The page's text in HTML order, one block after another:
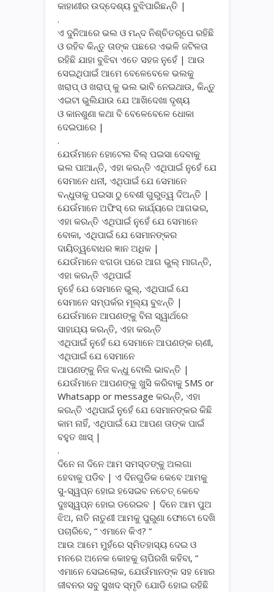
କାହାଣୀର ଉଦ୍ଦେଶ୍ୟ ବୁଝିପାରିଛନ୍ତି |
.
ଏ ଦୁନିଆରେ ଭଲ ଓ ମନ୍ଦ ନିଶ୍ଚିତରୂପେ ରହିଛି
ଓ ରହିବ କିନ୍ତୁ ତାଙ୍କ ପଛରେ ଏଭଳି ଜଟିଳତା
ରହିଛି ଯାହା ବୁଝିବା ଏତେ ସହଜ ନୁହେଁ | ଆଉ
ସେଇଥିପାଇଁ ଆମେ ବେଳେବେଳେ ଭଲକୁ
ଖରାପ୍ ଓ ଖରାପ୍ କୁ ଭଲ ଭାବି ନେଇଥାଉ, କିନ୍ତୁ
ଏଇଟା ଭୁଲିଯାଉ ଯେ ଆଖିଦେଖା ଦୃଶ୍ୟ
ଓ କାନଶୁଣା କଥା ବି ବେଳେବେଳେ ଧୋକା
ଦେଇପାରେ |
.
ଯେଉଁମାନେ ହୋଟେଲ ବିଲ୍ ପଇସା ଦେବାକୁ
ଭଲ ପାଆନ୍ତି, ଏହା କରନ୍ତି ଏଥିପାଇଁ ନୁହେଁ ଯେ
ସେମାନେ ଧନୀ, ଏଥିପାଇଁ ଯେ ସେମାନେ
ବନ୍ଧୁତାକୁ ପଇସା ଠୁ ବେଶୀ ଗୁରୁତ୍ୱ ଦିଅନ୍ତି |
ଯେଉଁମାନେ ଅଫିସ୍ ରେ କାର୍ଯ୍ୟରେ ଆଗଭର,
ଏହା କରନ୍ତି ଏଥିପାଇଁ ନୁହେଁ ଯେ ସେମାନେ
ବୋକା, ଏଥିପାଇଁ ଯେ ସେମାନଙ୍କର
ଦାୟିତ୍ୱବୋଧର ଜ୍ଞାନ ଅଧିକ |
ଯେଉଁମାନେ ଝଗଡା ପରେ ଆଗ ଭୁଲ୍ ମାଗନ୍ତି,
ଏହା କରନ୍ତି ଏଥିପାଇଁ
ନୁହେଁ ଯେ ସେମାନେ ଭୁଲ୍, ଏଥିପାଇଁ ଯେ
ସେମାନେ ସମ୍ପର୍କର ମୂଲ୍ୟ ବୁଝନ୍ତି |
ଯେଉଁମାନେ ଆପଣଙ୍କୁ ବିନା ସ୍ୱାର୍ଥରେ
ସାହାଯ୍ୟ କରନ୍ତି, ଏହା କରନ୍ତି
ଏଥିପାଇଁ ନୁହେଁ ଯେ ସେମାନେ ଆପଣଙ୍କ ଋଣୀ,
ଏଥିପାଇଁ ଯେ ସେମାନେ
ଆପଣଙ୍କୁ ନିଜ ବନ୍ଧୁ ବୋଲି ଭାବନ୍ତି |
ଯେଉଁମାନେ ଆପଣଙ୍କୁ ଖୁସି କରିବାକୁ SMS or
Whatsapp or message କରନ୍ତି, ଏହା
କରନ୍ତି ଏଥିପାଇଁ ନୁହେଁ ଯେ ସେମାନଙ୍କର କିଛି
କାମ ନାହିଁ, ଏଥିପାଇଁ ଯେ ଆପଣ ତାଙ୍କ ପାଇଁ
ବହୁତ ଖାସ୍ |
.
ଦିନେ ନା ଦିନେ ଆମ ସମସ୍ତଙ୍କୁ ଅଲଗା
ହେବାକୁ ପଡିବ | ଏ ଦିନଗୁଡିକ କେବେ ଆମକୁ
ସୁ-ସ୍ୱପ୍ନ ହୋଇ ହସେଇବ ନଚେତ୍ କେବେ
ଦୁଃସ୍ୱପ୍ନ ହୋଇ ଡରେଇବ | ଦିନେ ଆମ ପୁଅ
ଝିଅ, ନାତି ନାତୁଣୀ ଆମକୁ ପୁରୁଣା ଫୋଟୋ ଦେଖି
ପଚାରିବେ, “ ଏମାନେ କିଏ? “
ଆଉ ଆମେ ମୁହଁରେ ସ୍ମିତହାସ୍ୟ ଦେଇ ଓ
ମନରେ ଅନେକ କୋହକୁ ଚାପିରଖି କହିବା, “
ଏମାନେ ସେଇଲୋକ, ଯେଉଁମାନଙ୍କ ସହ ମୋର
ଜୀବନର ସବୁ ସୁଖଦ ସ୍ମୃତି ଯୋଡି ହୋଇ ରହିଛି